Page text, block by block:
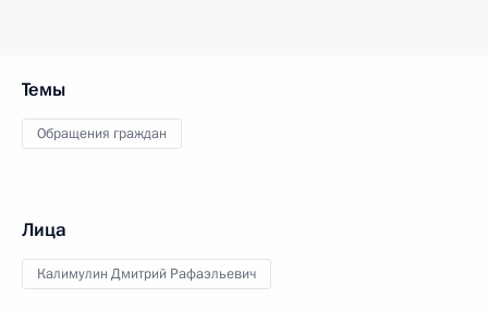
Темы
Обращения граждан
Лица
Калимулин Дмитрий Рафаэльевич